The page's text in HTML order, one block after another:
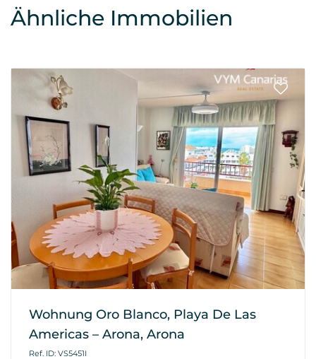
Ähnliche Immobilien
Wohnung Oro Blanco, Playa De Las
Americas – Arona, Arona
Ref. ID: VS5451I